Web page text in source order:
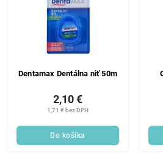
Dentamax Dentálna niť 50m
1,71 € bez DPH
2,10 €
Do košíka